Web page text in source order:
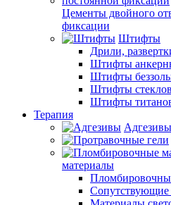
Цементы двойного
фиксации
Штифты
Дрили,
Штифты
Штифты
Штифты
Штифты
Терапия
Адгезивы
материалы
Сопутствующие